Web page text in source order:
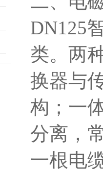
DN125
类。两
换器与
构；一
分离，
一根电